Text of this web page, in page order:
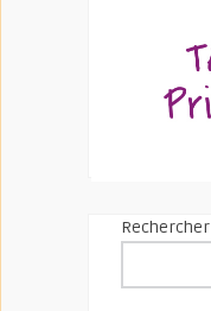
Rechercher